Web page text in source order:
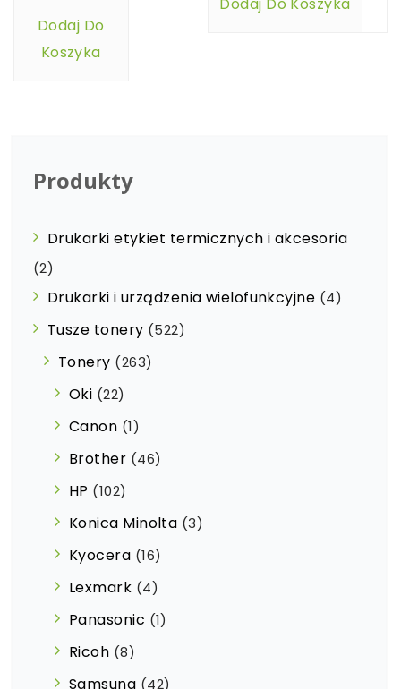
Dodaj Do
Koszyka
Produkty
Drukarki etykiet termicznych i akcesoria
(2)
Drukarki i urządzenia wielofunkcyjne (4)
Tusze tonery (522)
Tonery (263)
Oki (22)
Canon (1)
Brother (46)
HP (102)
Konica Minolta (3)
Kyocera (16)
Lexmark (4)
Panasonic (1)
Ricoh (8)
Samsung (42)